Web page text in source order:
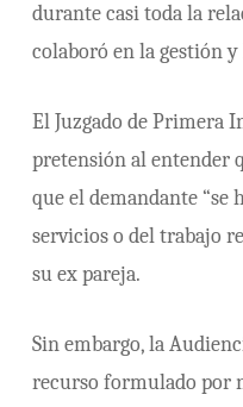
durante casi toda la
colaboró en la gestión y
El Juzgado de Primera
pretensión al entender
que el demandante “se
servicios o del trabajo
su ex pareja.
Sin embargo, la
recurso formulado por